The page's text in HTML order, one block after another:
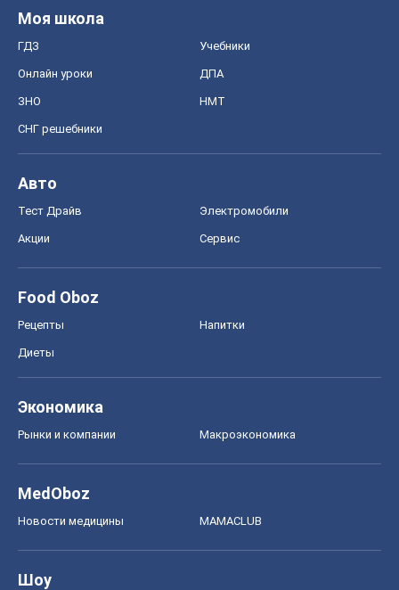
Моя школа
ГДЗ Учебники
Онлайн уроки ДПА
ЗНО НМТ
СНГ решебники
Авто
Тест Драйв Электромобили
Акции Сервис
Food Oboz
Рецепты Напитки
Диеты
Экономика
Рынки и компании Mакроэкономика
MedOboz
Новости медицины MAMACLUB
Шоу